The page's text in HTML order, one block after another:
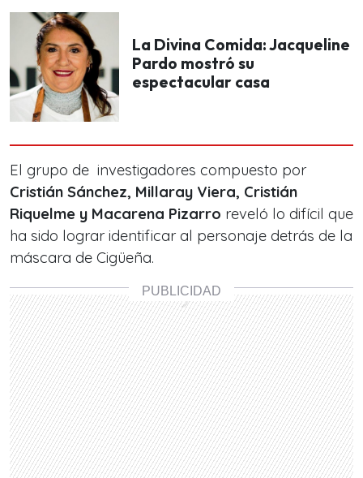
La Divina Comida: Jacqueline
Pardo mostró su
espectacular casa
El grupo de investigadores compuesto por
Cristián Sánchez, Millaray Viera, Cristián
Riquelme y Macarena Pizarro reveló lo difícil que
ha sido lograr identificar al personaje detrás de la
máscara de Cigüeña.